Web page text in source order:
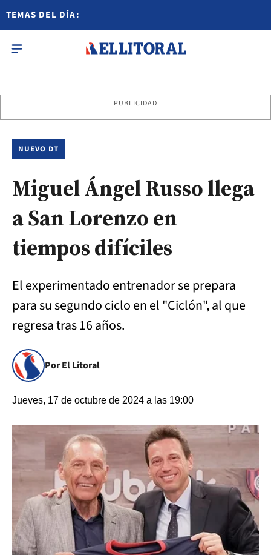
TEMAS DEL DÍA:
PUBLICIDAD
NUEVO DT
Miguel Ángel Russo llega
a San Lorenzo en
tiempos difíciles
El experimentado entrenador se prepara
para su segundo ciclo en el "Ciclón", al que
regresa tras 16 años.
Por El Litoral
Jueves, 17 de octubre de 2024 a las 19:00